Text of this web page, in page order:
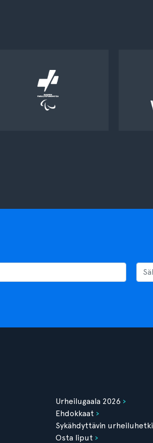
Urheilugaala 2026
Ehdokkaat
Sykähdyttävin urheiluhetki
Osta liput